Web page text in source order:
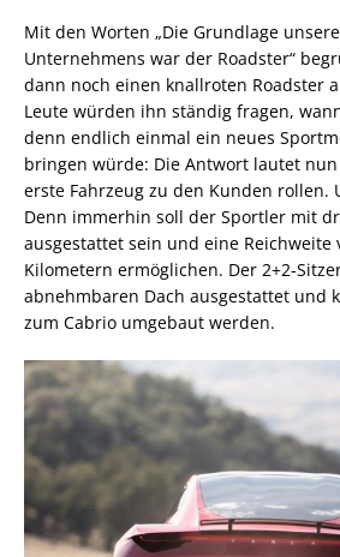
Mit den Worten „Die Grundlage
Unternehmens war der Roadster“
dann noch einen knallroten Roadster
Leute würden ihn ständig fragen,
denn endlich einmal ein neues
bringen würde: Die Antwort lautet nun
erste Fahrzeug zu den Kunden rollen.
Denn immerhin soll der Sportler mit
ausgestattet sein und eine Reichweite
Kilometern ermöglichen. Der 2+2-
abnehmbaren Dach ausgestattet und
zum Cabrio umgebaut werden.